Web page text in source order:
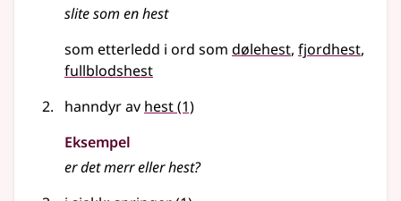
slite som enhest
som etterledd i ord som dølehest fjordhest
fullblodshest
hanndyr av hest(1)
Eksempel
er det merrellerhest?